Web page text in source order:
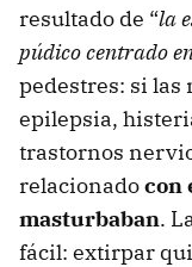
resultado de “la
púdico centrado
pedestres: si
epilepsia,
trastornos
relacionadocon
masturbaban.
fácil: extirpar